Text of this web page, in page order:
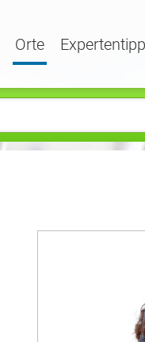
Orte